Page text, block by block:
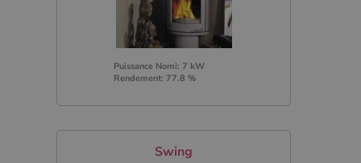
Puissance Nomi: 7 kW
Rendement: 77.8 %
Swing